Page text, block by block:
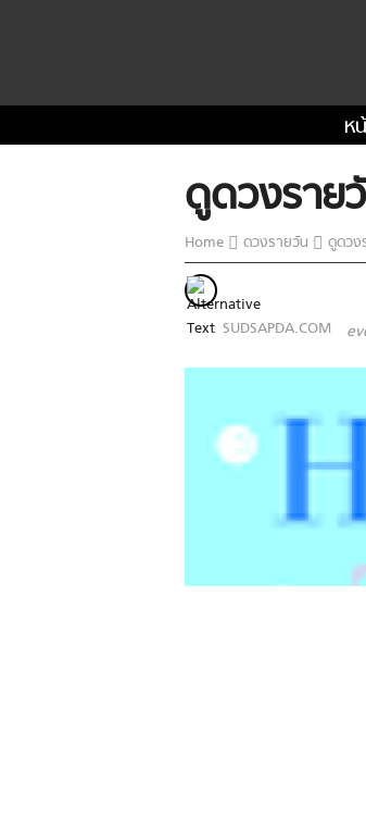
ห
ดูดวงราย
Home ดวงรายวัน ดูดวง
SUDSAPDA.COM